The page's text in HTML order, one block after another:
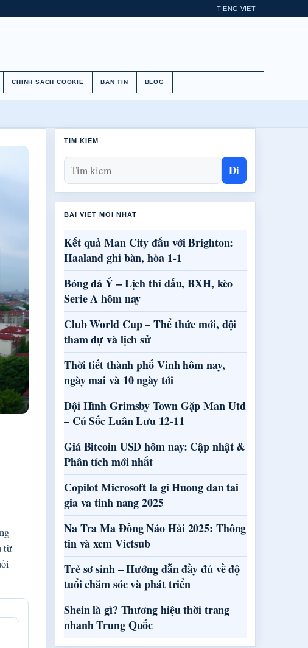
TIENG VIET
CHINH SACH COOKIE BAN TIN BLOG
từ
TIM KIEM
Di
BAI VIET MOI NHAT
Kết quả Man City đấu với Brighton:
Haaland ghi bàn, hòa 1-1
Bóng đá Ý – Lịch thi đấu, BXH, kèo
Serie A hôm nay
Club World Cup – Thể thức mới, đội
tham dự và lịch sử
Thời tiết thành phố Vinh hôm nay,
ngày mai và 10 ngày tới
Đội Hình Grimsby Town Gặp Man Utd
– Cú Sốc Luân Lưu 12-11
Giá Bitcoin USD hôm nay: Cập nhật &
Phân tích mới nhất
Copilot Microsoft la gi Huong dan tai
gia va tinh nang 2025
Na Tra Ma Đồng Náo Hải 2025: Thông
tin và xem Vietsub
Trẻ sơ sinh – Hướng dẫn đầy đủ về độ
tuổi chăm sóc và phát triển
Shein là gì? Thương hiệu thời trang
nhanh Trung Quốc